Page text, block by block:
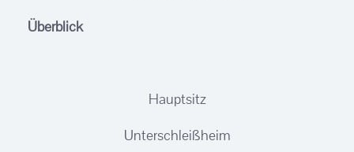
Überblick
Hauptsitz
Unterschleißheim